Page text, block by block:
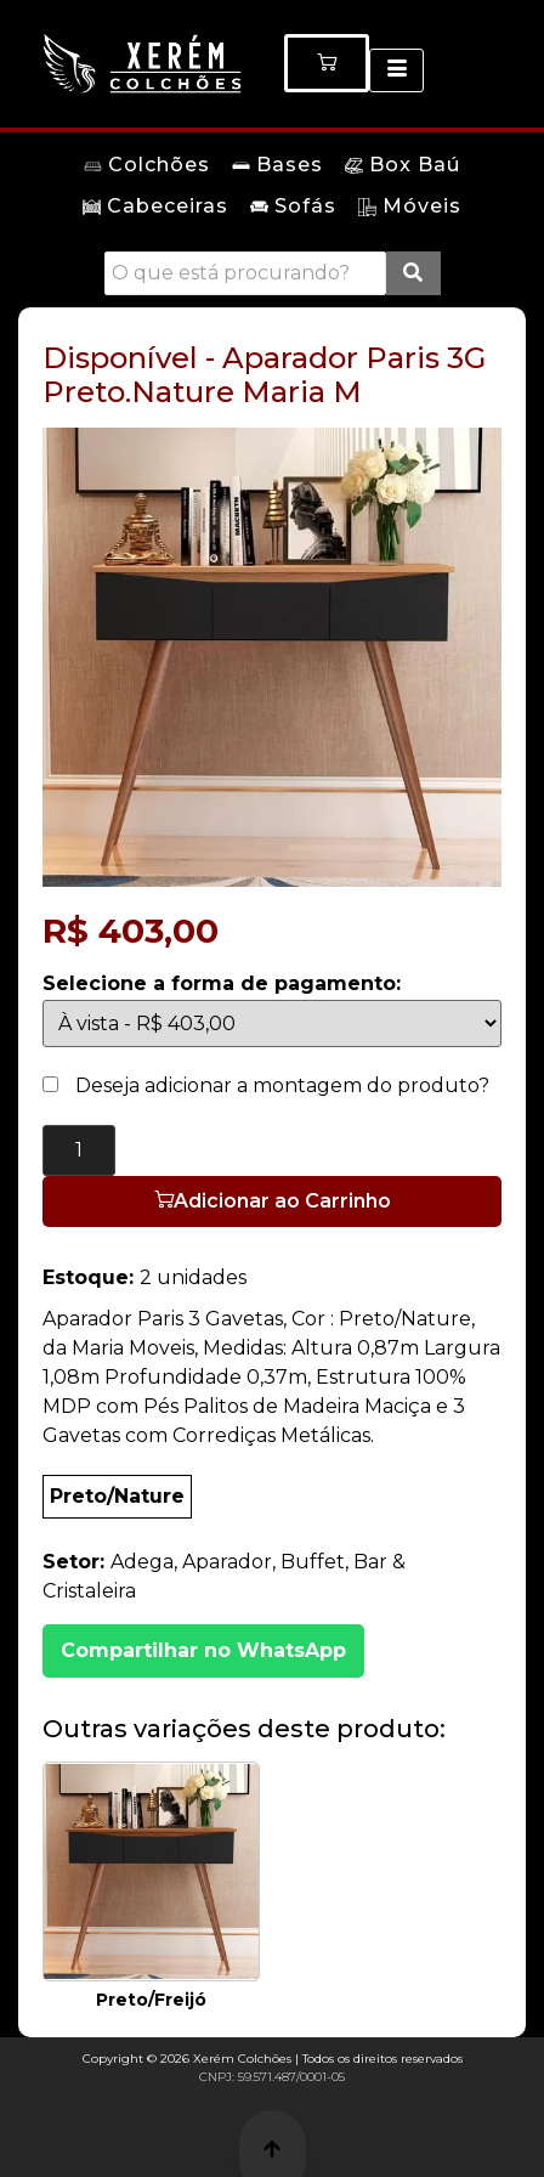
Colchões Bases
Box Baú
Cabeceiras
Sofás Móveis
Disponível - Aparador Paris 3G
Preto.Nature Maria M
R$ 403,00
Selecione a forma de pagamento:
Deseja adicionar a montagem do produto?
Adicionar ao Carrinho
Estoque: 2 unidades
Aparador Paris 3 Gavetas, Cor : Preto/Nature,
da Maria Moveis, Medidas: Altura 0,87m Largura
1,08m Profundidade 0,37m, Estrutura 100%
MDP com Pés Palitos de Madeira Maciça e 3
Gavetas com Corrediças Metálicas.
Preto/Nature
Setor: Adega, Aparador, Buffet, Bar &
Cristaleira
Compartilhar no WhatsApp
Outras variações deste produto:
Preto/Freijó
Copyright © 2026 Xerém Colchões | Todos os direitos reservados
CNPJ: 59.571.487/0001-05